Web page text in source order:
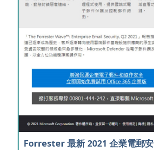
Forrester 最新 2021 企業電郵安